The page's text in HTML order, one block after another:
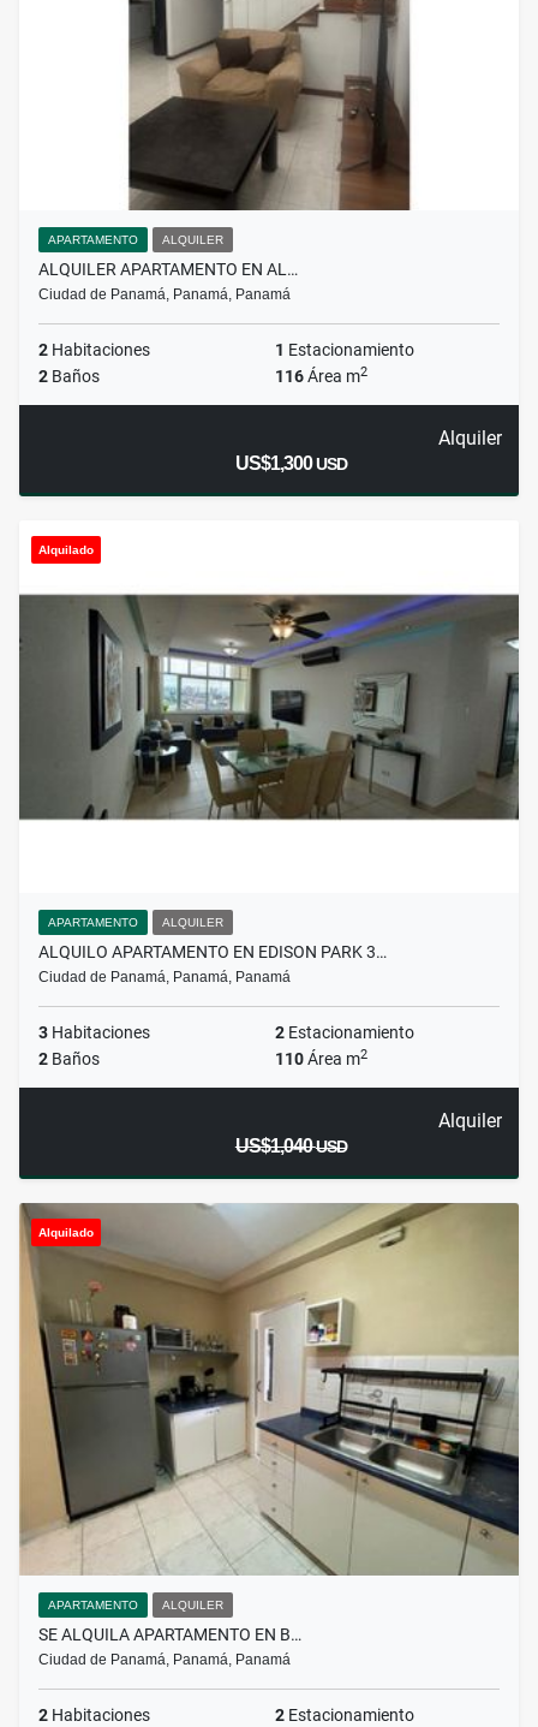
APARTAMENTO ALQUILER
ALQUILER APARTAMENTO EN AL…
Ciudad de Panamá, Panamá, Panamá
2 Habitaciones 1 Estacionamiento
2 Baños 116Área m2
Alquiler
US$1,300USD
Alquilado
APARTAMENTO ALQUILER
ALQUILO APARTAMENTO EN EDISON PARK 3…
Ciudad de Panamá, Panamá, Panamá
3 Habitaciones 2 Estacionamiento
2 Baños 110Área m2
Alquiler
US$1,040USD
Alquilado
APARTAMENTO ALQUILER
SE ALQUILA APARTAMENTO EN B…
Ciudad de Panamá, Panamá, Panamá
2 Habitaciones 2 Estacionamiento